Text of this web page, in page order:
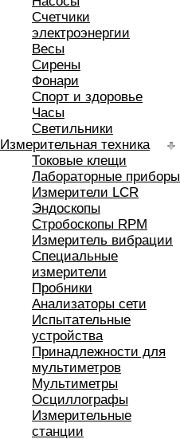
Счетчики
электроэнергии
Весы
Сирены
Фонари
Спорт и здоровье
Часы
Светильники
Измерительная техника
Токовые клещи
Лабораторные приборы
Измерители LCR
Эндоскопы
Стробоскопы RPM
Измеритель вибрации
Специальные
измерители
Пробники
Анализаторы сети
Испытательные
устройства
Принадлежности для
мультиметров
Мультиметры
Осциллографы
Измерительные
станции